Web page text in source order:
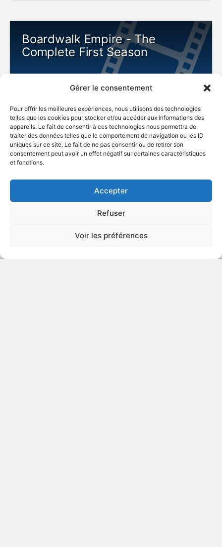
Gérer le consentement
Pour offrir les meilleures expériences, nous utilisons des technologies
telles que les cookies pour stocker et/ou accéder aux informations des
appareils. Le fait de consentir à ces technologies nous permettra de
traiter des données telles que le comportement de navigation ou les ID
uniques sur ce site. Le fait de ne pas consentir ou de retirer son
consentement peut avoir un effet négatif sur certaines caractéristiques
et fonctions.
Accepter
Refuser
Voir les préférences
Boardwalk Empire - The
Complete First Season
ÉROTISME
2010 Série télévisée